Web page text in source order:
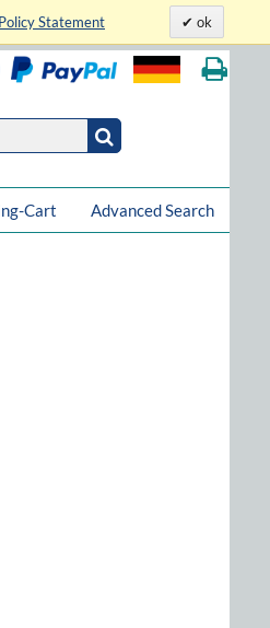
Statement ok
Advanced Search
Cart